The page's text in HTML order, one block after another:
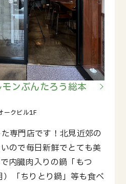
モンぶんたろう総本
専門店です！北見近郊の
ので毎日新鮮でとても美
内臓肉入りの鍋「もつ
「ちりとり鍋」等も食べ